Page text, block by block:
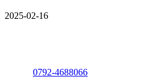
2025-02-16
0792-4688066